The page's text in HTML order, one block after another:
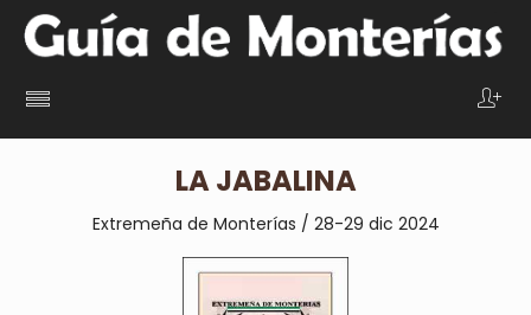
LA JABALINA
Extremeña de Monterías / 28-29 dic 2024